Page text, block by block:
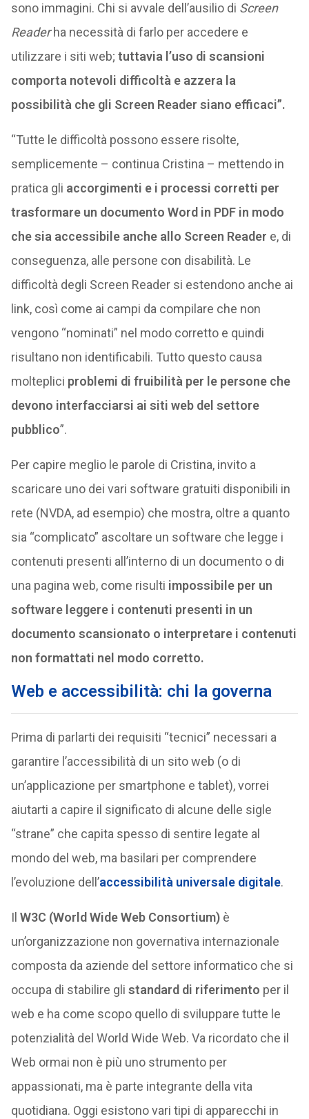
sono immagini. Chi si avvale dell’ausilio di Screen
Readerha necessità di farlo per accedere e
utilizzare i siti web; tuttavia l’uso di scansioni
comporta notevoli difficoltà e azzera la
possibilità che gli Screen Reader siano efficaci”.
“Tutte le difficoltà possono essere risolte,
semplicemente – continua Cristina – mettendo in
pratica gli accorgimenti e i processi corretti per
trasformare un documento Word in PDF in modo
che sia accessibile anche allo Screen Reader e, di
conseguenza, alle persone con disabilità. Le
difficoltà degli Screen Reader si estendono anche ai
link, così come ai campi da compilare che non
vengono “nominati” nel modo corretto e quindi
risultano non identificabili. Tutto questo causa
molteplici problemi di fruibilità per le persone che
devono interfacciarsi ai siti web del settore
pubblico”.
Per capire meglio le parole di Cristina, invito a
scaricare uno dei vari software gratuiti disponibili in
rete (NVDA, ad esempio) che mostra, oltre a quanto
sia “complicato” ascoltare un software che legge i
contenuti presenti all’interno di un documento o di
una pagina web, come risulti impossibile per un
software leggere i contenuti presenti in un
documento scansionato o interpretare i contenuti
non formattati nel modo corretto.
Web e accessibilità: chi la governa
Prima di parlarti dei requisiti “tecnici” necessari a
garantire l’accessibilità di un sito web (o di
un’applicazione per smartphone e tablet), vorrei
aiutarti a capire il significato di alcune delle sigle
“strane” che capita spesso di sentire legate al
mondo del web, ma basilari per comprendere
l’evoluzione dell’accessibilità universale digitale.
Il W3C (World Wide Web Consortium)è
un’organizzazione non governativa internazionale
composta da aziende del settore informatico che si
occupa di stabilire gli standard di riferimento per il
web e ha come scopo quello di sviluppare tutte le
potenzialità del World Wide Web. Va ricordato che il
Web ormai non è più uno strumento per
appassionati, ma è parte integrante della vita
quotidiana. Oggi esistono vari tipi di apparecchi in